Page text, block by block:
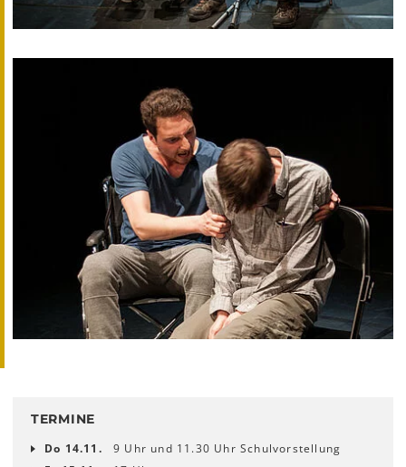
TERMINE
Do 14.11.
9 Uhr und 11.30 Uhr Schulvorstellung